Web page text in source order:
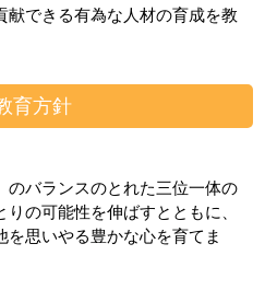
献できる有為な人材の育成を教
育方針
のバランスのとれた三位一体の
の可能性を伸ばすとともに、
を思いやる豊かな心を育てま